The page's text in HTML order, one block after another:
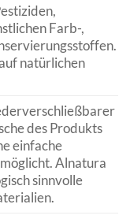
Farb-,
natürlichen
des Produkts
einfache
Alnatura
sinnvolle